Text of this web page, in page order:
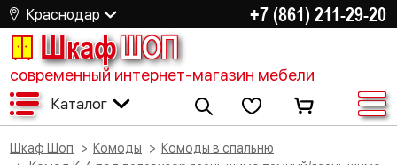
Краснодар +7 (861) 211-29-20
ШкафШОП
современный интернет-магазин мебели
Каталог
Шкаф Шоп Комоды
Комоды в спальню